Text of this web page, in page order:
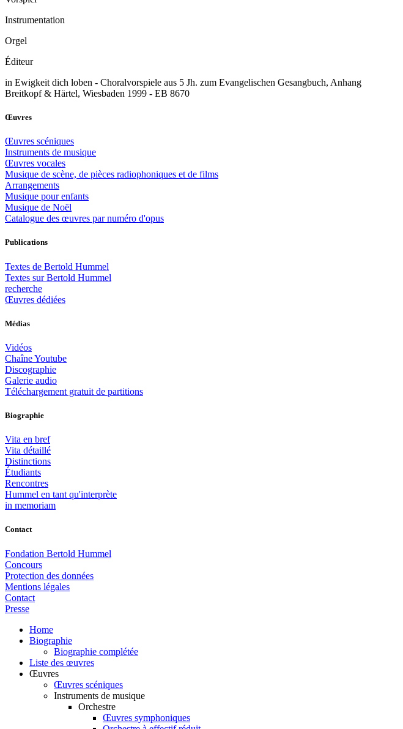
Instrumentation
Orgel
Éditeur
in Ewigkeit dich loben - Choralvorspiele aus 5 Jh. zum Evangelischen Gesangbuch, Anhang
Breitkopf & Härtel, Wiesbaden 1999 - EB 8670
Œuvres
Œuvres scéniques
Instruments de musique
Œuvres vocales
Musique de scène, de pièces radiophoniques et de films
Arrangements
Musique pour enfants
Musique de Noël
Catalogue des œuvres par numéro d'opus
Publications
Textes de Bertold Hummel
Textes sur Bertold Hummel
recherche
Œuvres dédiées
Médias
Vidéos
Chaîne Youtube
Discographie
Galerie audio
Téléchargement gratuit de partitions
Biographie
Vita en bref
Vita détaillé
Distinctions
Étudiants
Rencontres
Hummel en tant qu'interprète
in memoriam
Contact
Fondation Bertold Hummel
Concours
Protection des données
Mentions légales
Contact
Presse
Home
Biographie
Biographie complétée
Liste des œuvres
Œuvres
Œuvres scéniques
Instruments de musique
Orchestre
Œuvres symphoniques